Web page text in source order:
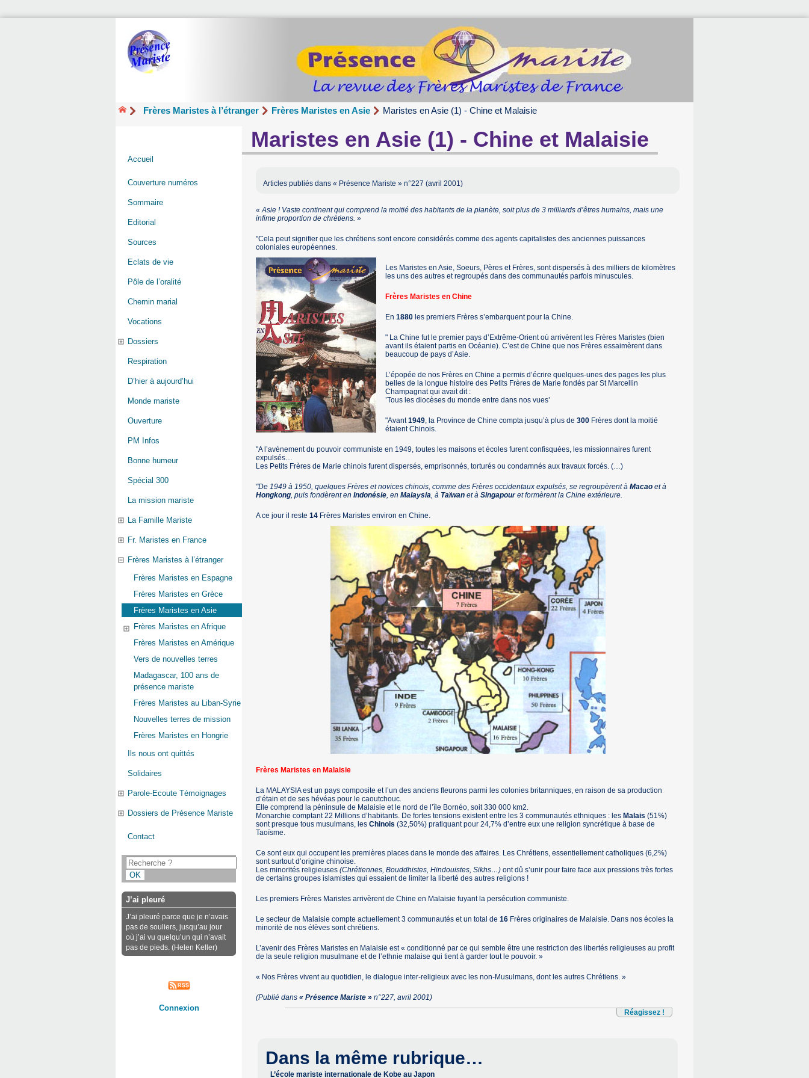
Frères Maristes à l’étranger Frères Maristes en Asie Maristes en Asie (1) - Chine et Malaisie
Maristes en Asie (1) - Chine et Malaisie
Articles publiés dans « Présence Mariste » n°227 (avril 2001)
« Asie ! Vaste continent qui comprend la moitié des habitants de la planète, soit plus de 3 milliards d’êtres humains, mais une
infime proportion de chrétiens. »
"Cela peut signifier que les chrétiens sont encore considérés comme des agents capitalistes des anciennes puissances
coloniales européennes.
Les Maristes en Asie, Soeurs, Pères et Frères, sont dispersés à des milliers de kilomètres
les uns des autres et regroupés dans des communautés parfois minuscules.
Frères Maristes en Chine
En 1880les premiers Frères s’embarquent pour la Chine.
" La Chine fut le premier pays d’Extrême-Orient où arrivèrent les Frères Maristes (bien
avant ils étaient partis en Océanie). C’est de Chine que nos Frères essaimèrent dans
beaucoup de pays d’Asie.
L’épopée de nos Frères en Chine a permis d’écrire quelques-unes des pages les plus
belles de la longue histoire des Petits Frères de Marie fondés par St Marcellin
Champagnat qui avait dit :
’Tous les diocèses du monde entre dans nos vues’
"Avant1949, la Province de Chine compta jusqu’à plus de 300Frères dont la moitié
étaient Chinois.
"A l’avènement du pouvoir communiste en 1949, toutes les maisons et écoles furent confisquées, les missionnaires furent
expulsés…
Les Petits Frères de Marie chinois furent dispersés, emprisonnés, torturés ou condamnés aux travaux forcés. (…)
"De 1949 à 1950, quelques Frères et novices chinois, comme des Frères occidentaux expulsés, se regroupèrent à Macaoet à
Hongkong, puis fondèrent en Indonésie, en Malaysia, à Taïwanet à Singapouret formèrent la Chine extérieure.
A ce jour il reste 14Frères Maristes environ en Chine.
Frères Maristes en Malaisie
La MALAYSIA est un pays composite et l’un des anciens fleurons parmi les colonies britanniques, en raison de sa production
d’étain et de ses hévéas pour le caoutchouc.
Elle comprend la péninsule de Malaisie et le nord de l’île Bornéo, soit 330 000 km2.
Monarchie comptant 22 Millions d’habitants. De fortes tensions existent entre les 3 communautés ethniques : les Malais (51%)
sont presque tous musulmans, les Chinois (32,50%) pratiquant pour 24,7% d’entre eux une religion syncrétique à base de
Taoïsme.
Ce sont eux qui occupent les premières places dans le monde des affaires. Les Chrétiens, essentiellement catholiques (6,2%)
sont surtout d’origine chinoise.
Les minorités religieuses (Chrétiennes, Bouddhistes, Hindouistes, Sikhs…)ont dû s’unir pour faire face aux pressions très fortes
de certains groupes islamistes qui essaient de limiter la liberté des autres religions !
Les premiers Frères Maristes arrivèrent de Chine en Malaisie fuyant la persécution communiste.
Le secteur de Malaisie compte actuellement 3 communautés et un total de 16Frères originaires de Malaisie. Dans nos écoles la
minorité de nos élèves sont chrétiens.
L’avenir des Frères Maristes en Malaisie est « conditionné par ce qui semble être une restriction des libertés religieuses au profit
de la seule religion musulmane et de l’ethnie malaise qui tient à garder tout le pouvoir. »
« Nos Frères vivent au quotidien, le dialogue inter-religieux avec les non-Musulmans, dont les autres Chrétiens. »
(Publié dans « Présence Mariste »n°227, avril 2001)
Réagissez !
Dans la même rubrique…
L’école mariste internationale de Kobe au Japon
Accueil
Couverture numéros
Sommaire
Editorial
Sources
Eclats de vie
Pôle de l’oralité
Chemin marial
Vocations
Dossiers
Respiration
D’hier à aujourd’hui
Monde mariste
Ouverture
PM Infos
Bonne humeur
Spécial 300
La mission mariste
La Famille Mariste
Fr. Maristes en France
Frères Maristes à l’étranger
Frères Maristes en Espagne
Frères Maristes en Grèce
Frères Maristes en Asie
Frères Maristes en Afrique
Frères Maristes en Amérique
Vers de nouvelles terres
Madagascar, 100 ans de
présence mariste
Frères Maristes au Liban-Syrie
Nouvelles terres de mission
Frères Maristes en Hongrie
Ils nous ont quittés
Solidaires
Parole-Ecoute Témoignages
Dossiers de Présence Mariste
Contact
J’ai pleuré
J’ai pleuré parce que je n’avais
pas de souliers, jusqu’au jour
où j’ai vu quelqu’un qui n’avait
pas de pieds. (Helen Keller)
Connexion